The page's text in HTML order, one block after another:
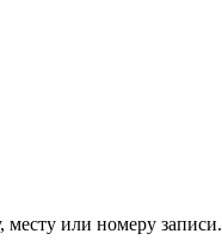
или номеру записи.